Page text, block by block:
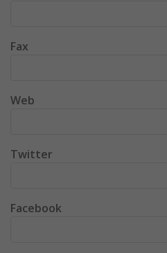
Fax
Web
Twitter
Facebook